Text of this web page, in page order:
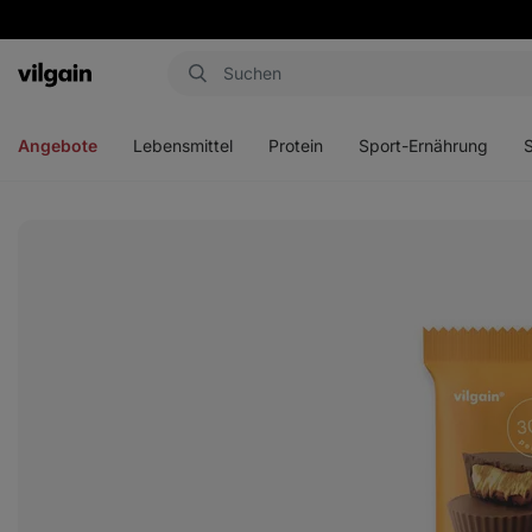
Aktin
Angebote Lebensmittel Protein Sport-Ernährung